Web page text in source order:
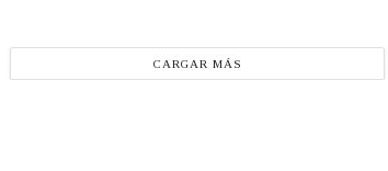
CARGAR MÁS